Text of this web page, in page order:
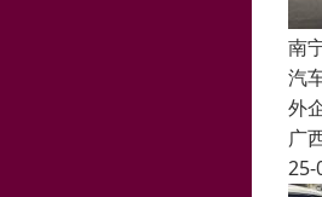
南
汽
外
广
25-